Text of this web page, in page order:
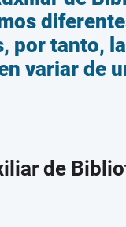
por tanto,
variar de
de